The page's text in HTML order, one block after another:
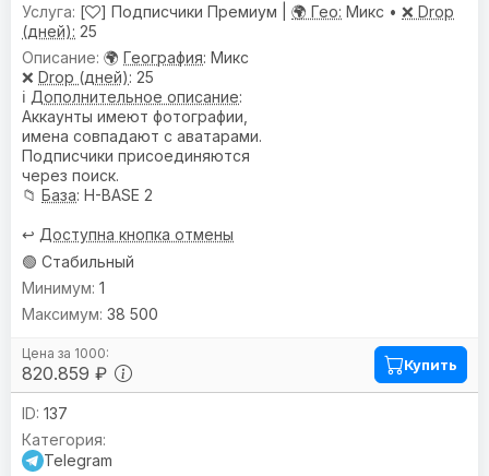
[
] Подписчики Премиум | 🌍 Гео: Микс • ❌ Drop
(дней): 25
🌍 География: Микс
❌ Drop (дней): 25
ℹ️ Дополнительное описание:
Аккаунты имеют фотографии,
имена совпадают с аватарами.
Подписчики присоединяются
через поиск.
📁 База: H-BASE 2
↩️ Доступна кнопка отмены
🟢 Стабильный
820.859 ₽
1
38 500
Купить
137
Telegram